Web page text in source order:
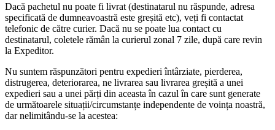
Dacă pachetul nu poate fi livrat (destinatarul nu răspunde, adresa
specificată de dumneavoastră este greșită etc), veți fi contactat
telefonic de către curier. Dacă nu se poate lua contact cu
destinatarul, coletele rămân la curierul zonal 7 zile, după care revin
la Expeditor.
Nu suntem răspunzători pentru expedieri întârziate, pierderea,
distrugerea, deteriorarea, ne livrarea sau livrarea greșită a unei
expedieri sau a unei părți din aceasta în cazul în care sunt generate
de următoarele situații/circumstanțe independente de voința noastră,
dar nelimitându-se la acestea: